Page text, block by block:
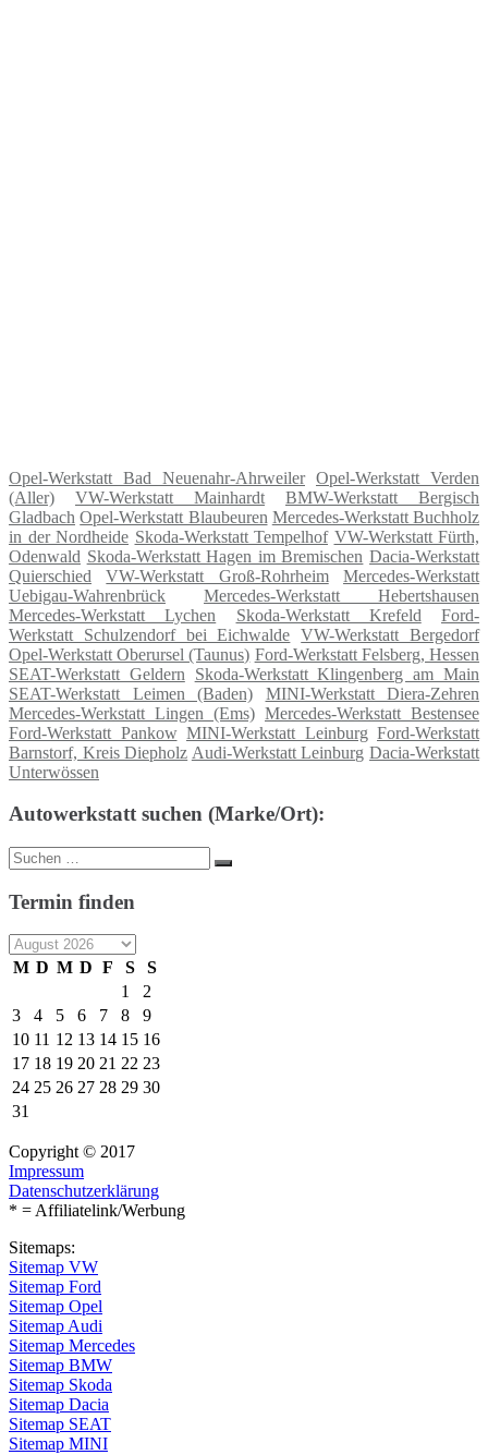
Opel-Werkstatt Bad Neuenahr-Ahrweiler Opel-Werkstatt Verden
(Aller)
VW-Werkstatt Mainhardt
BMW-Werkstatt Bergisch
Gladbach Opel-Werkstatt Blaubeuren Mercedes-Werkstatt Buchholz
in der Nordheide Skoda-Werkstatt Tempelhof VW-Werkstatt Fürth,
Odenwald Skoda-Werkstatt Hagen im Bremischen Dacia-Werkstatt
Quierschied
VW-Werkstatt Groß-Rohrheim
Mercedes-Werkstatt
Uebigau-Wahrenbrück
Mercedes-Werkstatt Hebertshausen
Mercedes-Werkstatt Lychen
Skoda-Werkstatt Krefeld
Ford-
Werkstatt Schulzendorf bei Eichwalde
VW-Werkstatt Bergedorf
Opel-Werkstatt Oberursel (Taunus) Ford-Werkstatt Felsberg, Hessen
SEAT-Werkstatt Geldern
Skoda-Werkstatt Klingenberg am Main
SEAT-Werkstatt Leimen (Baden)
MINI-Werkstatt Diera-Zehren
Mercedes-Werkstatt Lingen (Ems) Mercedes-Werkstatt Bestensee
Ford-Werkstatt Pankow MINI-Werkstatt Leinburg Ford-Werkstatt
Barnstorf, Kreis Diepholz Audi-Werkstatt Leinburg Dacia-Werkstatt
Unterwössen
Autowerkstatt suchen (Marke/Ort):
Suche
nach:
Suchen
Termin finden
M D M D F S
S
1
2
3
4 5 6 7 8
9
10 11 12 13 14 15 16
17 18 19 20 21 22 23
24 25 26 27 28 29 30
31
Copyright © 2017
Impressum
Datenschutzerklärung
* = Affiliatelink/Werbung
Sitemaps:
Sitemap VW
Sitemap Ford
Sitemap Opel
Sitemap Audi
Sitemap Mercedes
Sitemap BMW
Sitemap Skoda
Sitemap Dacia
Sitemap SEAT
Sitemap MINI